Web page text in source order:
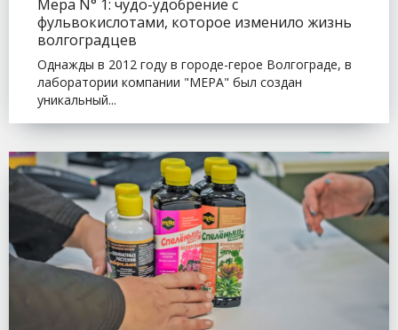
Мера N° 1: чудо-удобрение с
фульвокислотами, которое изменило жизнь
волгоградцев
Однажды в 2012 году в городе-герое Волгограде, в
лаборатории компании "МЕРА" был создан
уникальный...